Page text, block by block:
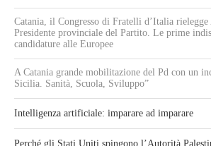
Catania, il Congresso di Fratelli d’Italia
Presidente provinciale del Partito. Le prime
candidature alle Europee
A Catania grande mobilitazione del Pd con un
Sicilia. Sanità, Scuola, Sviluppo”
Intelligenza artificiale: imparare ad imparare
Perché gli Stati Uniti spingono l’Autorità